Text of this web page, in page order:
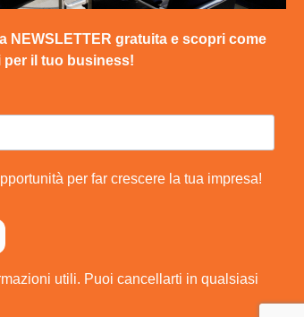
Tempo di lettura stimato: 7
imprenditoria femminile 2026
opportunità più strategiche per
vogliono avviare, consolidare o
un’attività. In Veneto, il tema è
Regione pubblica
attiva strumenti di sostegno
regionali e nazionali recepiti a